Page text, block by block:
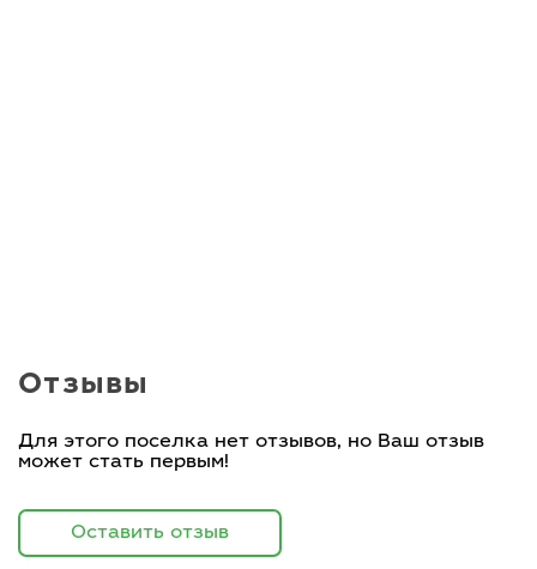
Отзывы
Для этого поселка нет отзывов, но Ваш отзыв
может стать первым!
Оставить отзыв